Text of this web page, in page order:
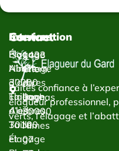
Faites confiance à
élagueur professionnel,
verts, l’élagage et
Services
Élagage
Abattage
d’arbres
Taillage
d’arbres
Taille
et
Intervention
Élagage
Nîmes
30000
Élagage
Alès
30100
Élagage
Contact
1433
Chem.
du
Bachas
30000
Nîmes
07